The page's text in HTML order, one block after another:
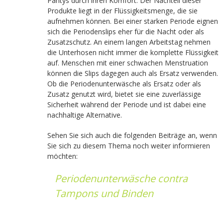
Produkte liegt in der Flüssigkeitsmenge, die sie
aufnehmen können. Bei einer starken Periode eignen
sich die Periodenslips eher für die Nacht oder als
Zusatzschutz. An einem langen Arbeitstag nehmen
die Unterhosen nicht immer die komplette Flüssigkeit
auf. Menschen mit einer schwachen Menstruation
können die Slips dagegen auch als Ersatz verwenden.
Ob die Periodenunterwäsche als Ersatz oder als
Zusatz genutzt wird, bietet sie eine zuverlässige
Sicherheit während der Periode und ist dabei eine
nachhaltige Alternative.
Sehen Sie sich auch die folgenden Beiträge an, wenn
Sie sich zu diesem Thema noch weiter informieren
möchten:
Periodenunterwäsche contra
Tampons und Binden